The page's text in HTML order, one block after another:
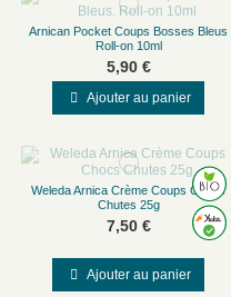
Arnican Pocket Coups Bosses Bleus
Roll-on 10ml
5,90 €
Ajouter au panier
Weleda Arnica Crème Coups Chocs
Chutes 25g
7,50 €
Ajouter au panier